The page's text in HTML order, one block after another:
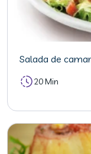
Salada de
20 Min